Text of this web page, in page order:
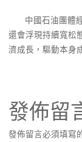
中國石油團體
還會浮現持續寬松
濟成長，驅動本身
發佈留
發佈留言必須填寫